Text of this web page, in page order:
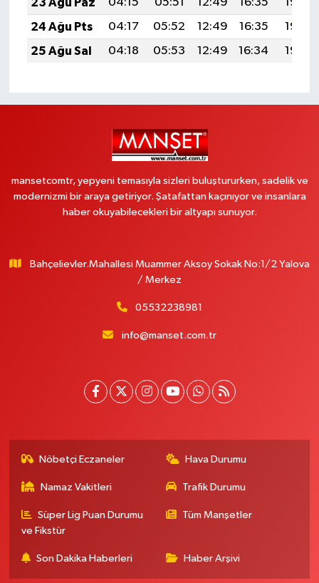
24 Ağu Pts
04:17 05:52 12:49 16:35
19:37
25 Ağu Sal
04:18 05:53 12:49 16:34 19:35
mansetcomtr, yepyeni temasıyla sizleri buluştururken, sadelik ve
modernizmi bir araya getiriyor. Şatafattan kaçınıyor ve insanlara
haber okuyabilecekleri bir altyapı sunuyor.
Bahçelievler.Mahallesi Muammer Aksoy Sokak No:1/2 Yalova
/ Merkez
05532238981
info@manset.com.tr
Nöbetçi Eczaneler Hava Durumu
Namaz Vakitleri Trafik Durumu
Süper Lig Puan Durumu
ve Fikstür
Tüm Manşetler
Son Dakika Haberleri Haber Arşivi